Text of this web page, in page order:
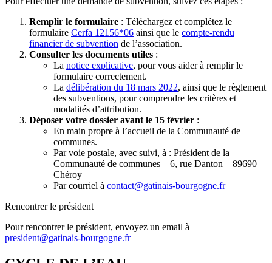
Remplir le formulaire : Téléchargez et complétez le
formulaire Cerfa 12156*06 ainsi que le compte-rendu
financier de subvention de l’association.
Consulter les documents utiles :
La notice explicative, pour vous aider à remplir le
formulaire correctement.
La délibération du 18 mars 2022, ainsi que le règlement
des subventions, pour comprendre les critères et
modalités d’attribution.
Déposer votre dossier avant le 15 février :
En main propre à l’accueil de la Communauté de
communes.
Par voie postale, avec suivi, à : Président de la
Communauté de communes – 6, rue Danton – 89690
Chéroy
Par courriel à contact@gatinais-bourgogne.fr
Rencontrer le président
Pour rencontrer le président, envoyez un email à
president@gatinais-bourgogne.fr